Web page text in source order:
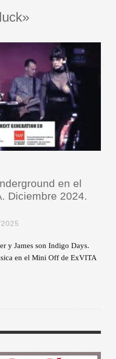
en el
Diciembre 2024.
y James son Indigo Days.
en el Mini Off de ExVITA